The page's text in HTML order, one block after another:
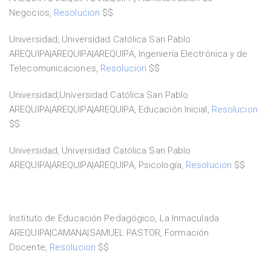
Negocios, Resolucion $$
Universidad, Universidad Católica San Pablo
AREQUIPA|AREQUIPA|AREQUIPA, Ingeniería Electrónica y de
Telecomunicaciones, Resolucion $$
Universidad,Universidad Católica San Pablo
AREQUIPA|AREQUIPA|AREQUIPA, Educación Inicial, Resolucion
$$
Universidad, Universidad Católica San Pablo
AREQUIPA|AREQUIPA|AREQUIPA, Psicología, Resolucion $$
Instituto de Educación Pedagógico, La Inmaculada
AREQUIPA|CAMANA|SAMUEL PASTOR, Formación
Docente, Resolucion $$